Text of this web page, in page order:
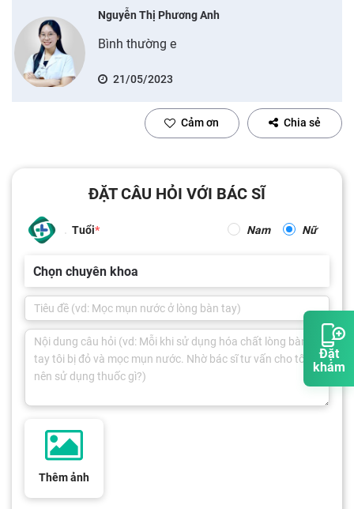
Đặt
khám
Nguyễn Thị Phương Anh
Bình thường e
21/05/2023
Cảm ơn Chia sẻ
ĐẶT CÂU HỎI VỚI BÁC SĨ
Tuổi Nam Nữ
Chọn chuyên khoa
Thêm ảnh